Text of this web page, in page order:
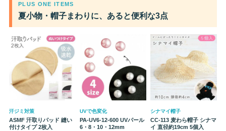
PLUS ONE ITEMS
夏小物・帽子まわりに、あると便利な3点
汗ジミ対策
ASMF 汗取りパッド 縫い
付けタイプ 2枚入
UVで色変化
PA-UV6-12-600 UVパール
6・8・10・12mm
シナマイ帽子
CC-113 麦わら帽子 シナマ
イ 直径約19cm 5個入